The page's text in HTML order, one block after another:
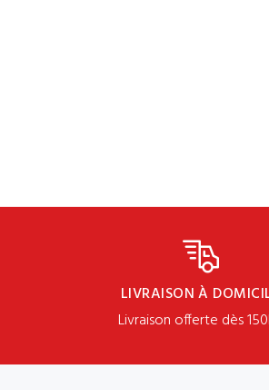
LIVRAISON À
Livraison offerte dès